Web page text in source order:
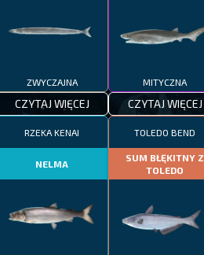
ZWYCZAJNA
CZYTAJ WIĘCEJ
MITYCZNA
CZYTAJ WIĘCEJ
RZEKA KENAI
NELMA
TOLEDO BEND
SUM BŁĘKITNY Z
TOLEDO